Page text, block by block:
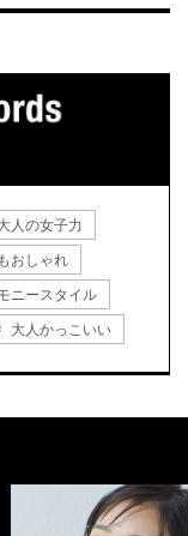
人の女子力
おしゃれ
ニースタイル
大人かっこいい